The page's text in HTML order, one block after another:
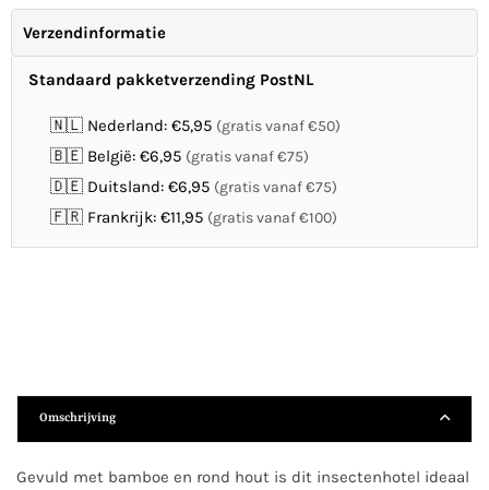
Verzendinformatie
Standaard pakketverzending PostNL
🇳🇱 Nederland: €5,95 (gratis vanaf €50)
🇧🇪 België: €6,95 (gratis vanaf €75)
🇩🇪 Duitsland: €6,95 (gratis vanaf €75)
🇫🇷 Frankrijk: €11,95 (gratis vanaf €100)
Omschrijving
Gevuld met bamboe en rond hout is dit insectenhotel ideaal